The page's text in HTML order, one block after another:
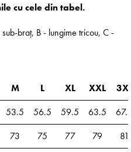
cu cele din tabel.
braț, B - lungime tricou, C -
M L XL XXL
53.5 56.5 59.5 63.5
73 75 77 79
81